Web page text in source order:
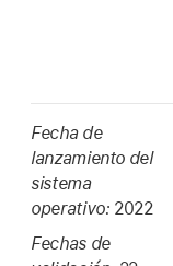
Fecha de
lanzamiento del
sistema
operativo: 2022
Fechas de